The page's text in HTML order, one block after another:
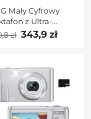
Mały Cyfrowy
z Ultra-
Ciągłym
1000H,
zł 343,9 zł